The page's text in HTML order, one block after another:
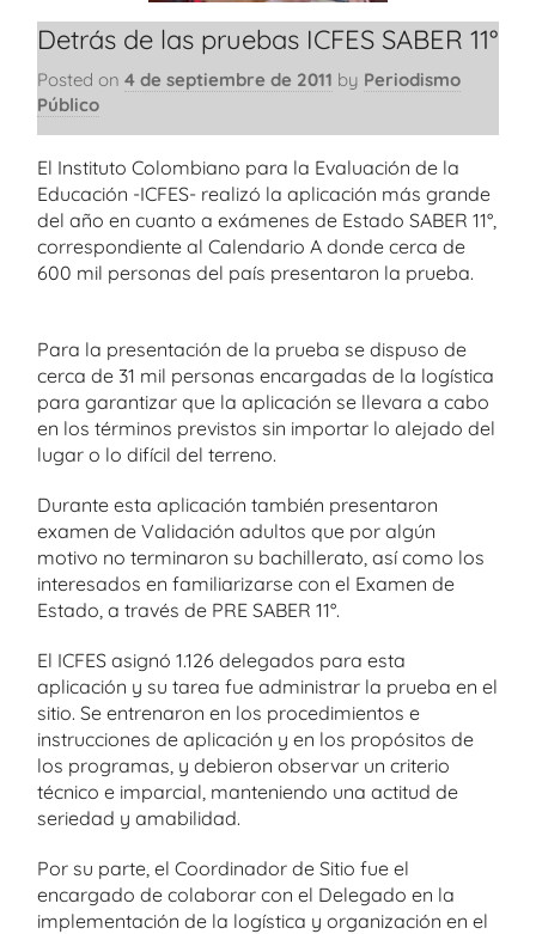
Detrás de las pruebas ICFES SABER 11°
Posted on 4 de septiembre de 2011 by Periodismo
Público
El Instituto Colombiano para la Evaluación de la
Educación -ICFES- realizó la aplicación más grande
del año en cuanto a exámenes de Estado SABER 11°,
correspondiente al Calendario A donde cerca de
600 mil personas del país presentaron la prueba.
Para la presentación de la prueba se dispuso de
cerca de 31 mil personas encargadas de la logística
para garantizar que la aplicación se llevara a cabo
en los términos previstos sin importar lo alejado del
lugar o lo difícil del terreno.
Durante esta aplicación también presentaron
examen de Validación adultos que por algún
motivo no terminaron su bachillerato, así como los
interesados en familiarizarse con el Examen de
Estado, a través de PRE SABER 11°.
El ICFES asignó 1.126 delegados para esta
aplicación y su tarea fue administrar la prueba en el
sitio. Se entrenaron en los procedimientos e
instrucciones de aplicación y en los propósitos de
los programas, y debieron observar un criterio
técnico e imparcial, manteniendo una actitud de
seriedad y amabilidad.
Por su parte, el Coordinador de Sitio fue el
encargado de colaborar con el Delegado en la
implementación de la logística y organización en el